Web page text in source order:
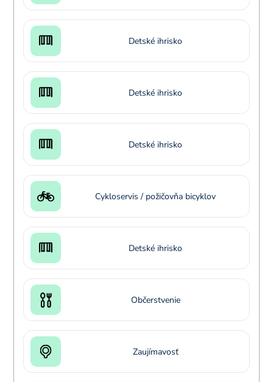
Detské ihrisko
Detské ihrisko
Detské ihrisko
Cykloservis / požičovňa bicyklov
Detské ihrisko
Občerstvenie
Zaujímavosť